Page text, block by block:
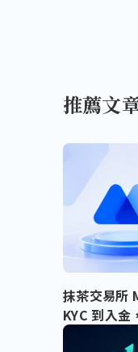
推薦文
抹茶交易所
KYC 到入金